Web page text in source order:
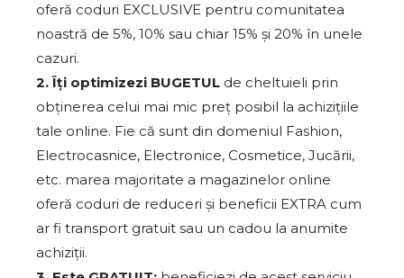
oferă coduri EXCLUSIVE pentru comunitatea
noastră de 5%, 10% sau chiar 15% și 20% în unele
cazuri.
2. Îți optimizezi BUGETUL de cheltuieli prin
obținerea celui mai mic preț posibil la achizițiile
tale online. Fie că sunt din domeniul Fashion,
Electrocasnice, Electronice, Cosmetice, Jucării,
etc. marea majoritate a magazinelor online
oferă coduri de reduceri și beneficii EXTRA cum
ar fi transport gratuit sau un cadou la anumite
achiziții.